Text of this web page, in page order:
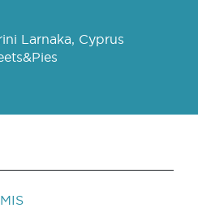
Larnaka, Cyprus